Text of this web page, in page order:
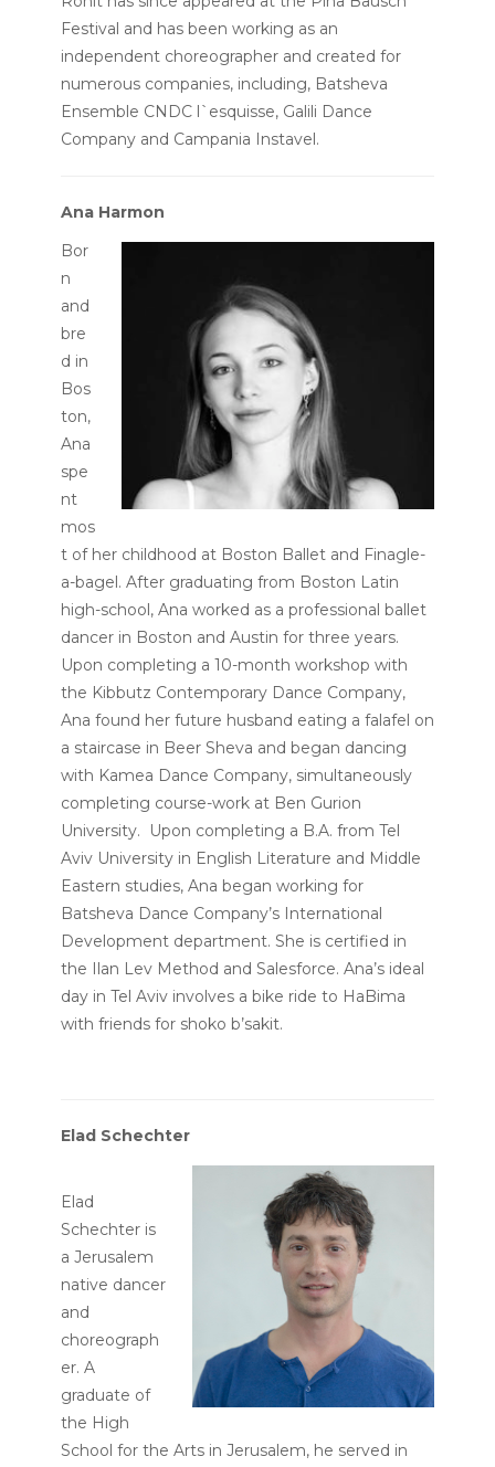
Festival and has been working as an
independent choreographer and created for
numerous companies, including, Batsheva
Ensemble CNDC l`esquisse, Galili Dance
Company and Campania Instavel.
Ana Harmon
Bor
n
and
bre
d in
Bos
ton,
Ana
spe
nt
mos
t of her childhood at Boston Ballet and Finagle-
a-bagel. After graduating from Boston Latin
high-school, Ana worked as a professional ballet
dancer in Boston and Austin for three years.
Upon completing a 10-month workshop with
the Kibbutz Contemporary Dance Company,
Ana found her future husband eating a falafel on
a staircase in Beer Sheva and began dancing
with Kamea Dance Company, simultaneously
completing course-work at Ben Gurion
University. Upon completing a B.A. from Tel
Aviv University in English Literature and Middle
Eastern studies, Ana began working for
Batsheva Dance Company’s International
Development department. She is certified in
the Ilan Lev Method and Salesforce. Ana’s ideal
day in Tel Aviv involves a bike ride to HaBima
with friends for shoko b’sakit.
Elad Schechter
Elad
Schechter is
a Jerusalem
native dancer
and
choreograph
er. A
graduate of
the High
School for the Arts in Jerusalem, he served in